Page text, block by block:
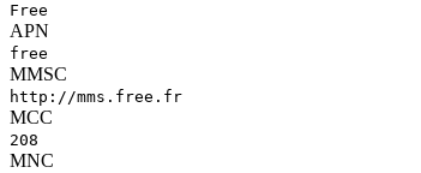
Free
APN
free
MMSC
http://mms.free.fr
MCC
208
MNC